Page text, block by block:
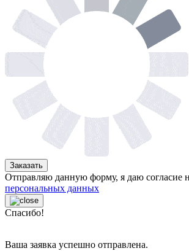
Заказать
Отправляю данную форму, я даю согласие
персональных данных
Спасибо!
Ваша заявка успешно отправлена.